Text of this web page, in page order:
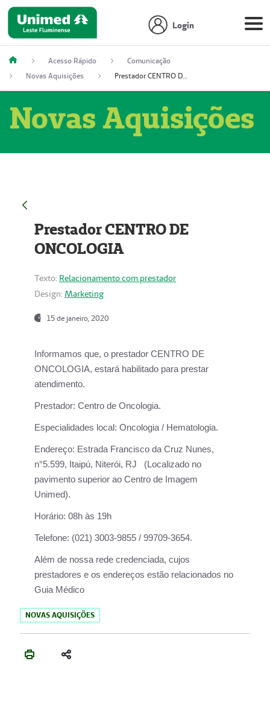
Login
Acesso Rápido
Comunicação
Novas Aquisições
Prestador CENTRO DE ONCOLOGIA
Novas Aquisições
Prestador CENTRO DE
ONCOLOGIA
Texto: Relacionamento com prestador
Design: Marketing
15 de janeiro, 2020
Informamos que, o prestador CENTRO DE
ONCOLOGIA, estará habilitado para prestar
atendimento.
Prestador: Centro de Oncologia.
Especialidades local: Oncologia / Hematologia.
Endereço: Estrada Francisco da Cruz Nunes,
n°5.599, Itaipú, Niterói, RJ (Localizado no
pavimento superior ao Centro de Imagem
Unimed).
Horário: 08h às 19h
Telefone: (021) 3003-9855 / 99709-3654.
Além de nossa rede credenciada, cujos
prestadores e os endereços estão relacionados no
Guia Médico
NOVAS AQUISIÇÕES